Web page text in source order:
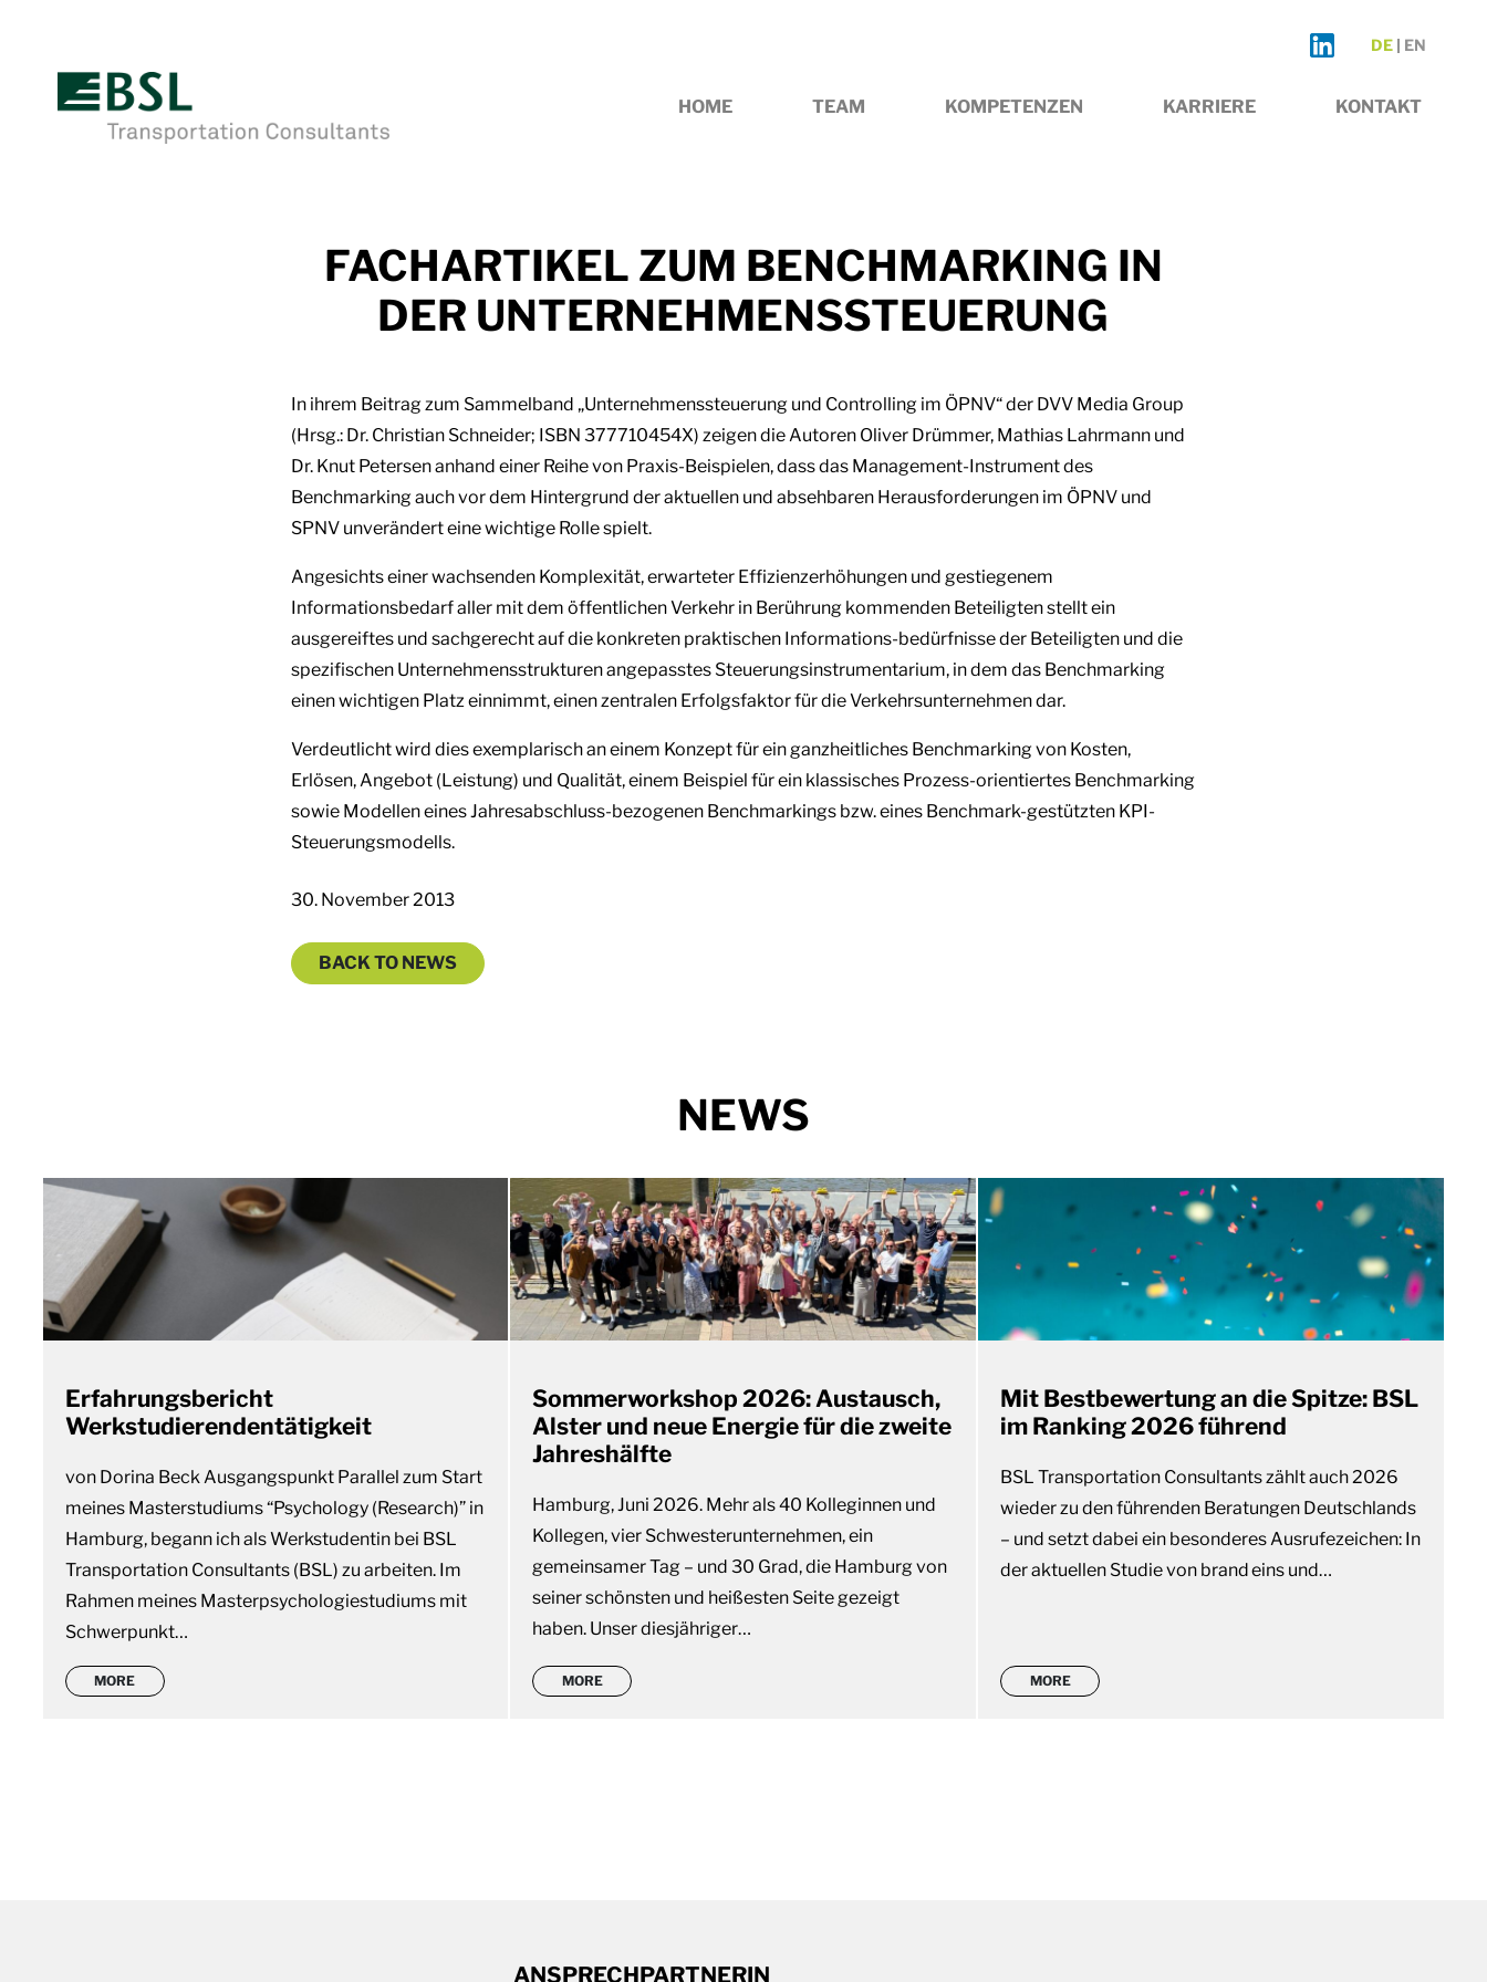
EN
DE
HOME TEAM KOMPETENZEN KARRIERE KONTAKT
FACHARTIKEL ZUM BENCHMARKING IN
DER UNTERNEHMENSSTEUERUNG
In ihrem Beitrag zum Sammelband „Unternehmenssteuerung und Controlling im ÖPNV“ der DVV Media Group
(Hrsg.: Dr. Christian Schneider; ISBN 377710454X) zeigen die Autoren Oliver Drümmer, Mathias Lahrmann und
Dr. Knut Petersen anhand einer Reihe von Praxis-Beispielen, dass das Management-Instrument des
Benchmarkingauch vor dem Hintergrund der aktuellen und absehbaren Herausforderungen im ÖPNV und
SPNV unverändert eine wichtige Rolle spielt.
Angesichts einer wachsenden Komplexität, erwarteter Effizienzerhöhungen und gestiegenem
Informationsbedarf aller mit dem öffentlichen Verkehr in Berührung kommenden Beteiligten stellt ein
ausgereiftes und sachgerecht auf die konkreten praktischen Informations-bedürfnisse der Beteiligten und die
spezifischen Unternehmensstrukturen angepasstes Steuerungsinstrumentarium, in dem das Benchmarking
einen wichtigen Platz einnimmt, einen zentralen Erfolgsfaktor für die Verkehrsunternehmen dar.
Verdeutlicht wird dies exemplarisch an einem Konzept für ein ganzheitliches Benchmarking von Kosten,
Erlösen, Angebot (Leistung) und Qualität, einem Beispiel für ein klassisches Prozess-orientiertes Benchmarking
sowie Modellen eines Jahresabschluss-bezogenen Benchmarkings bzw. eines Benchmark-gestützten KPI-
Steuerungsmodells.
30. November 2013
BACK TO NEWS
NEWS
Erfahrungsbericht
Werkstudierendentätigkeit
von Dorina Beck Ausgangspunkt Parallel zum Start
meines Masterstudiums “Psychology (Research)” in
Hamburg, begann ich als Werkstudentin bei BSL
Transportation Consultants (BSL) zu arbeiten. Im
Rahmen meines Masterpsychologiestudiums mit
Schwerpunkt…
MORE
Sommerworkshop 2026: Austausch,
Alster und neue Energie für die zweite
Jahreshälfte
Hamburg, Juni 2026. Mehr als 40 Kolleginnen und
Kollegen, vier Schwesterunternehmen, ein
gemeinsamer Tag – und 30 Grad, die Hamburg von
seiner schönsten und heißesten Seite gezeigt
haben. Unser diesjähriger…
MORE
Mit Bestbewertung an die Spitze: BSL
im Ranking 2026 führend
BSL Transportation Consultants zählt auch 2026
wieder zu den führenden Beratungen Deutschlands
– und setzt dabei ein besonderes Ausrufezeichen: In
der aktuellen Studie von brand eins und…
MORE
ANSPRECHPARTNERIN